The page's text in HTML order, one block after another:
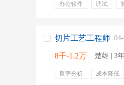
办公软件 调试
切片工艺工程师
8千-1.2万 楚雄 | 3
良率分析 成本降低